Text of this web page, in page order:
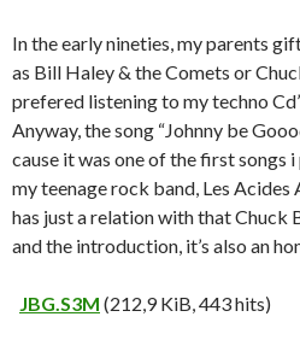
In the early nineties, my parents
as Bill Haley & the Comets or
prefered listening to my techno
Anyway, the song “Johnny be
cause it was one of the first songs
my teenage rock band, Les Acides
has just a relation with that Chuck
and the introduction, it’s also an
JBG.S3M (212,9 KiB, 443 hits)